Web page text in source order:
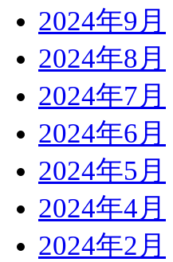
2024年9月
2024年8月
2024年7月
2024年6月
2024年5月
2024年4月
2024年2月